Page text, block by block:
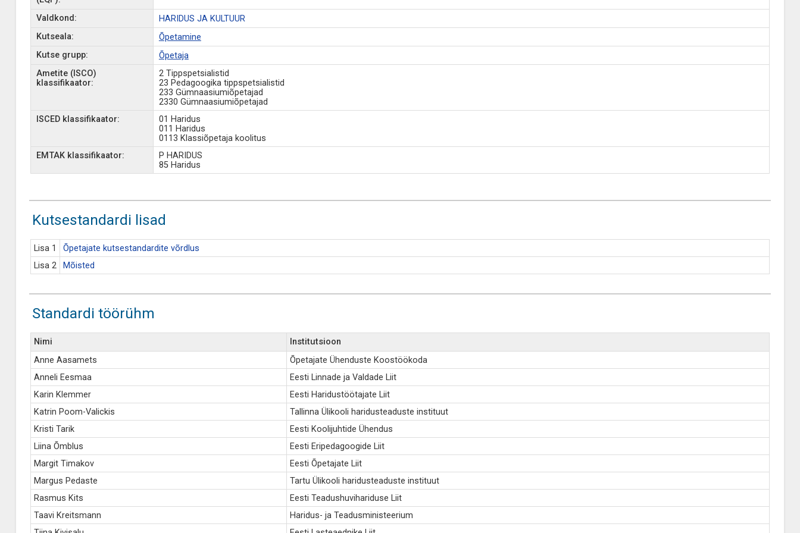
Valdkond:
HARIDUS JA KULTUUR
Kutseala:
Õpetamine
Kutse grupp:
Õpetaja
Ametite (ISCO)
klassifikaator:
2 Tippspetsialistid
23 Pedagoogika tippspetsialistid
233 Gümnaasiumiõpetajad
2330 Gümnaasiumiõpetajad
ISCED klassifikaator:
01 Haridus
011 Haridus
0113 Klassiõpetaja koolitus
EMTAK klassifikaator:
P HARIDUS
85 Haridus
Kutsestandardi lisad
Lisa 1
Õpetajate kutsestandardite võrdlus
Lisa 2
Mõisted
Standardi töörühm
Nimi
Institutsioon
Anne Aasamets
Õpetajate Ühenduste Koostöökoda
Anneli Eesmaa
Eesti Linnade ja Valdade Liit
Karin Klemmer
Eesti Haridustöötajate Liit
Katrin Poom-Valickis
Tallinna Ülikooli haridusteaduste instituut
Kristi Tarik
Eesti Koolijuhtide Ühendus
Liina Õmblus
Eesti Eripedagoogide Liit
Margit Timakov
Eesti Õpetajate Liit
Margus Pedaste
Tartu Ülikooli haridusteaduste instituut
Rasmus Kits
Eesti Teadushuvihariduse Liit
Taavi Kreitsmann
Haridus- ja Teadusministeerium